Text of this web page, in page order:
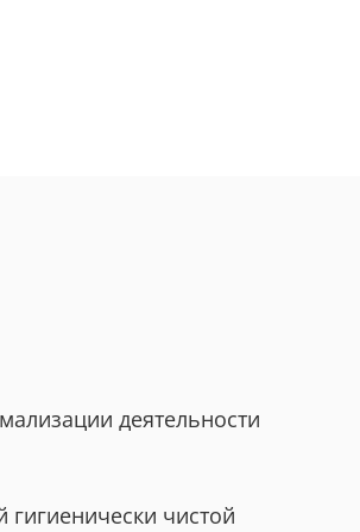
деятельности
чистой